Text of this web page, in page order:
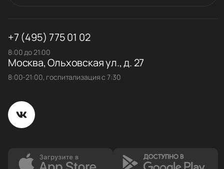
+7 (495) 775 01 02
8:00 до 21:00
Москва, Ольховская ул., д. 27
8:00-21:00, госпитализация с 7:30